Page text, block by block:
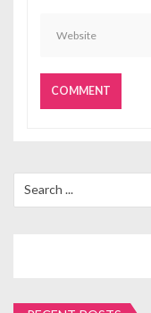
for: